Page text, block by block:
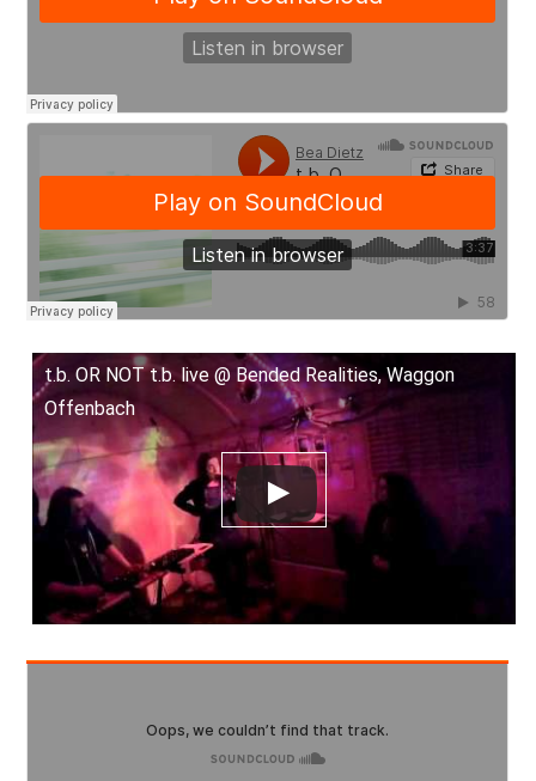
t.b. OR NOT t.b. live @ Bended Realities, Waggon
Offenbach